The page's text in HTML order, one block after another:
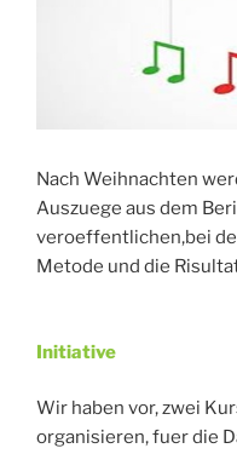
Nach Weihnachten
Auszuege aus dem
veroeffentlichen,bei
Metode und die
Initiative
Wir haben vor, zwei
organisieren, fuer die